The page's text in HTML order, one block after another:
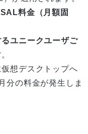
料金（月額固
ユニークユーザご
想デスクトップへ
分の料金が発生しま